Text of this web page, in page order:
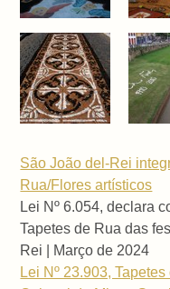
São João del-Rei
Rua/Flores artísticos
Lei Nº 6.054, declara
Tapetes de Rua das
Rei | Março de 2024
Lei Nº 23.903,